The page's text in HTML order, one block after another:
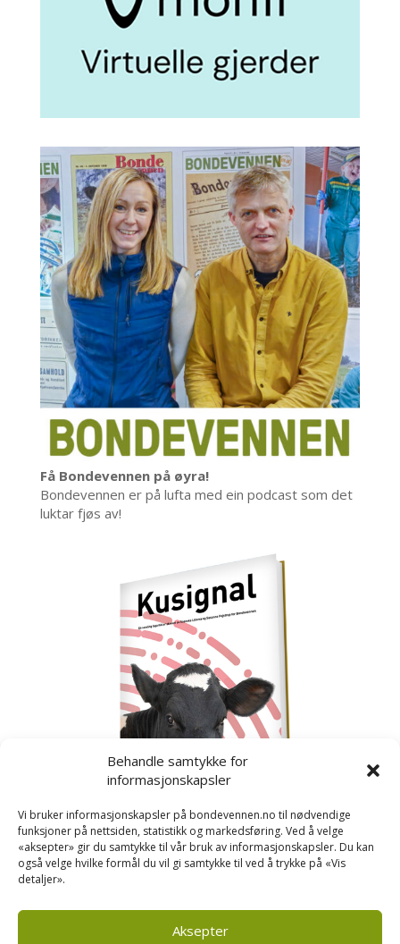
Behandle samtykke for
informasjonskapsler
Vi bruker informasjonskapsler på bondevennen.no til nødvendige
funksjoner på nettsiden, statistikk og markedsføring. Ved å velge
«aksepter» gir du samtykke til vår bruk av informasjonskapsler. Du kan
også velge hvilke formål du vil gi samtykke til ved å trykke på «Vis
detaljer».
Aksepter
Få Bondevennen på øyra!
Bondevennen er på lufta med ein podcast som det
luktar fjøs av!
Kusignal
om kusignal i eit eige hefte.